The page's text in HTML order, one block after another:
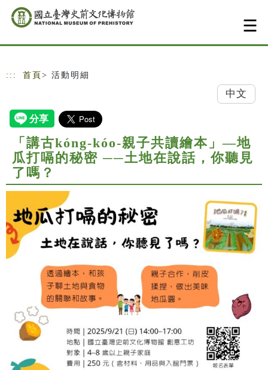
跳到主要內容
網站導覽
::: 首頁 > 活動明細
中文
「講古kóng-kóo-親子共讀繪本」—地
瓜打嗝的秘密 ──土地在說話，你聽見
了嗎？